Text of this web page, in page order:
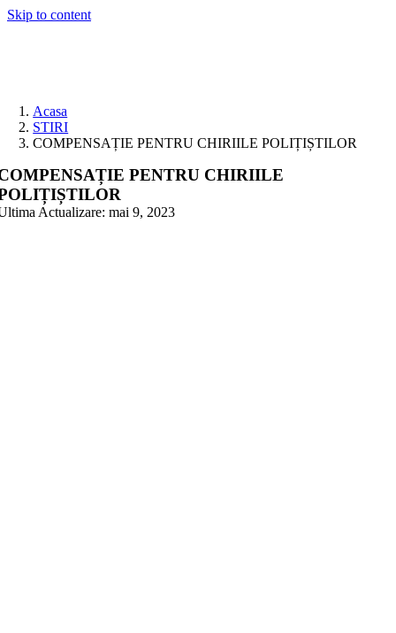
Skip to content
Acasa
STIRI
COMPENSAȚIE PENTRU CHIRIILE POLIȚIȘTILOR
PENTRU CHIRIILE
Actualizare: mai 9, 2023